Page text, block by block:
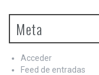
Meta
Acceder
Feed de entradas